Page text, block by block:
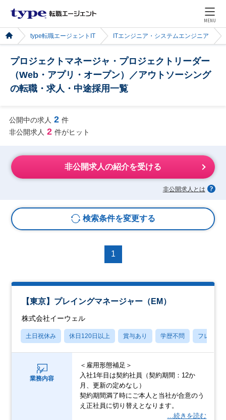
MENU
type転職エージェントIT ITエンジニア・システムエンジニア
プロジェクトマネージャ・プロジェクトリーダー
（Web・アプリ・オープン）／アウトソーシング
の転職・求人・中途採用一覧
公開中の求人 2 件
非公開求人 2 件がヒット
非公開求人の紹介を受ける
非公開求人とは
検索条件を変更する
1
【東京】プレイングマネージャー（EM）
株式会社イーウェル
土日祝休み 休日120日以上 賞与あり 学歴不問 フレック
業務内容
＜雇用形態補足＞
入社1年目は契約社員（契約期間：12か
月、更新の定めなし）
契約期間満了時にご本人と当社が合意のう
え正社員に切り替えとなります。
…続きを読む